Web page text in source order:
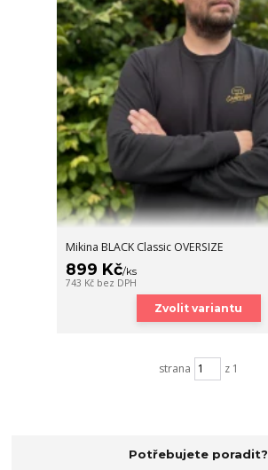
Mikina BLACK Classic OVERSIZE
899 Kč/ks
743 Kč bez DPH
Zvolit variantu
strana z 1
Potřebujete poradit?